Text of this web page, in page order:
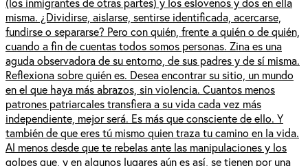
misma. ¿Dividirse, aislarse, sentirse identificada, acercarse,
fundirse o separarse? Pero con quién, frente a quién o de quién,
cuando a fin de cuentas todos somos personas. Zina es una
aguda observadora de su entorno, de sus padres y de sí misma.
Reflexiona sobre quién es. Desea encontrar su sitio, un mundo
en el que haya más abrazos, sin violencia. Cuantos menos
patrones patriarcales transfiera a su vida cada vez más
independiente, mejor será. Es más que consciente de ello. Y
también de que eres tú mismo quien traza tu camino en la vida.
Al menos desde que te rebelas ante las manipulaciones y los
golpes que, y en algunos lugares aún es así, se tienen por una